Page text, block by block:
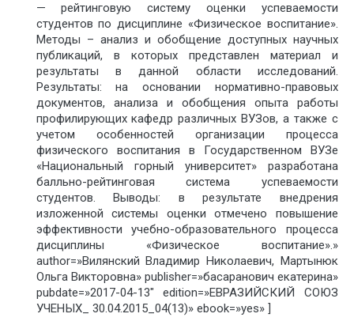
— рейтинговую систему оценки успеваемости
студентов по дисциплине «Физическое воспитание».
Методы – анализ и обобщение доступных научных
публикаций, в которых представлен материал и
результаты в данной области исследований.
Результаты: на основании нормативно-правовых
документов, анализа и обобщения опыта работы
профилирующих кафедр различных ВУЗов, а также с
учетом особенностей организации процесса
физического воспитания в Государственном ВУЗе
«Национальный горный университет» разработана
балльно-рейтинговая система успеваемости
студентов. Выводы: в результате внедрения
изложенной системы оценки отмечено повышение
эффективности учебно-образовательного процесса
дисциплины «Физическое воспитание».»
author=»Вилянский Владимир Николаевич, Мартынюк
Ольга Викторовна» publisher=»басаранович екатерина»
pubdate=»2017-04-13″ edition=»ЕВРАЗИЙСКИЙ СОЮЗ
УЧЕНЫХ_ 30.04.2015_04(13)» ebook=»yes» ]